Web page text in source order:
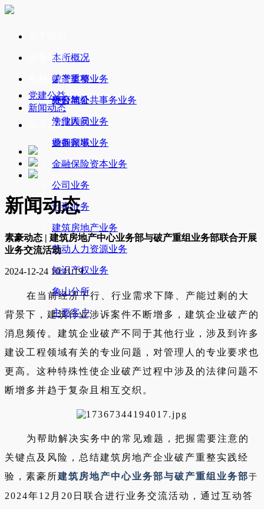
本所概况
荣誉奖项
办公地址
业务领域
破产重整业务
政府与公共事务业务
法律顾问业务
婚姻家事业务
金融保险资本业务
公司业务
刑事业务
建筑房地产业务
劳动人力资源业务
知识产权业务
象山分所
主要客户
专利平台
平台简介
专业人员
业务领域
党建公益
新闻动态
加入我们
新闻动态
素豪动态 | 建筑房地产中心业务部与破产重组业务部联合开展
业务交流活动
2024-12-24 10:11:19
在当前经济下行、行业需求下降、产能过剩的大
背景下，建筑行业涉诉案件不断增多，建筑企业破产的
消息频传。建筑企业破产不同于其他行业，涉及到许多
建设工程领域有关的专业问题，对管理人的专业要求也
更高。这种特殊性使企业破产过程中涉及的法律问题不
断增多并趋于复杂且相互交织。
为帮助解决实务中的常见难题，把握需要注意的
关键点及风险，总结建筑房地产企业破产重整实践经
验，素豪所建筑房地产中心业务部与破产重组业务部于
2024年12月20日联合进行业务交流活动，通过互动答